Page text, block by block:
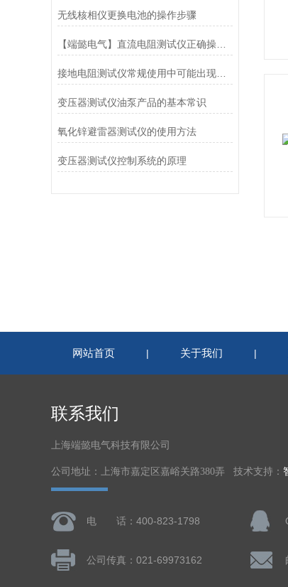
无线核相仪更换电池的操作步骤
【端懿电气】直流电阻测试仪正确操作使用方法
接地电阻测试仪常规使用中可能出现的问题有哪些
变压器测试仪油泵产品的基本常识
氧化锌避雷器测试仪的使用方法
变压器测试仪控制系统的原理
网站首页 | 关于我们 |
联系我们
上海端懿电气科技有限公司
公司地址：上海市嘉定区嘉峪关路380弄 技术支持：
电 话：400-823-1798
公司传真：021-69973162